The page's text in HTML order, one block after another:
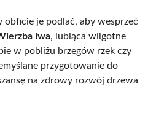
obficie je podlać, aby wesprzeć
iwa, lubiąca wilgotne
w pobliżu brzegów rzek czy
przygotowanie do
na zdrowy rozwój drzewa